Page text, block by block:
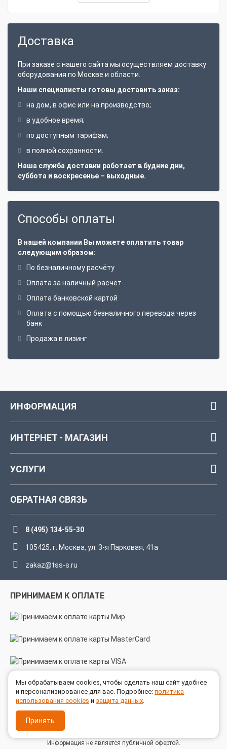
Доставка
При заказе с нашего сайта мы осуществляем доставку
оборудования по Москве и области.
Наши специалисты готовы доставить заказ:
на дом, в офис или на производство;
в удобное время;
по доступным тарифам;
в полной сохранности.
Наша служба доставки работает в будние дни,
суббота и воскресенье – выходные.
Способы оплаты
В нашей компании Вы можете оплатить товар
следующим образом:
По безналичному расчёту
Оплата за наличный расчёт
Оплата банковской картой
Оплата с помощью безналичного перевода через
банк
Продажа в лизинг
ИНФОРМАЦИЯ
ИНТЕРНЕТ - МАГАЗИН
УСЛУГИ
ОБРАТНАЯ СВЯЗЬ
8 (495) 134-55-30
105425, г. Москва, ул. 3-я Парковая, 41а
zakaz@tss-s.ru
ПРИНИМАЕМ К ОПЛАТЕ
МЫ В СОЦСЕТЯХ
Информация не является публичной офертой.
Мы обрабатываем cookies, чтобы сделать наш сайт удобнее
и персонализированее для вас. Подробнее: политика
использования cookies и защита данных.
Принять